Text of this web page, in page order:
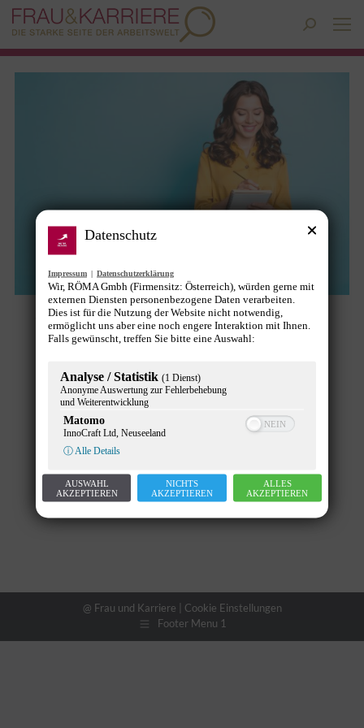
Search:
Weitere Chancen für weibliche
Führungskräfte der Zukunft
News VonGunther Pany 25. April 2022
@ Frau und Karriere | Cookie Einstellungen
Footer Menu 1
Datenschutz
Impressum | Datenschutzerklärung
Wir, RÖMA Gmbh (Firmensitz: Österreich), würden gerne mit
externen Diensten personenbezogene Daten verarbeiten.
Dies ist für die Nutzung der Website nicht notwendig,
ermöglicht uns aber eine noch engere Interaktion mit Ihnen.
Falls gewünscht, treffen Sie bitte eine Auswahl:
Analyse / Statistik (1 Dienst)
Anonyme Auswertung zur Fehlerbehebung
und Weiterentwicklung
Matomo
InnoCraft Ltd, Neuseeland
ⓘ Alle Details
AUSWAHL
AKZEPTIEREN
NICHTS
AKZEPTIEREN
ALLES
AKZEPTIEREN